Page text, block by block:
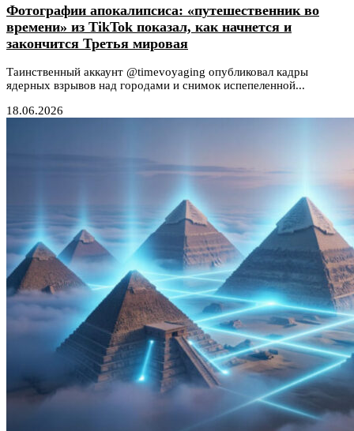
Фотографии апокалипсиса: «путешественник во
времени» из TikTok показал, как начнется и
закончится Третья мировая
Таинственный аккаунт @timevoyaging опубликовал кадры
ядерных взрывов над городами и снимок испепеленной...
18.06.2026